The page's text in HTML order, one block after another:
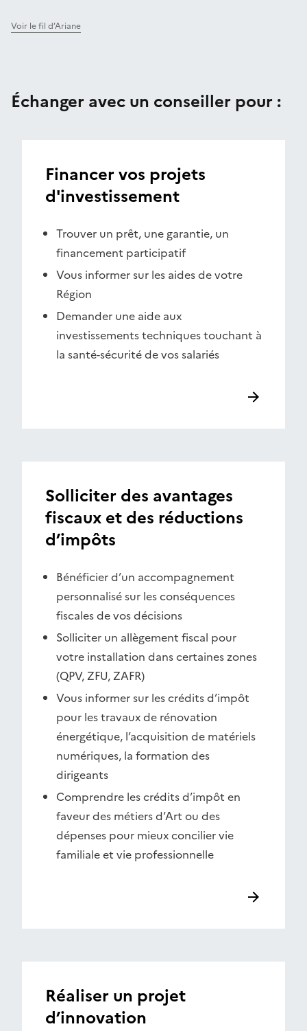
Voir le fil d’Ariane
Échanger avec un conseiller pour :
Financer vos projets
d'investissement
Trouver un prêt, une garantie, un
financement participatif
Vous informer sur les aides de votre
Région
Demander une aide aux
investissements techniques touchant à
la santé-sécurité de vos salariés
Solliciter des avantages
fiscaux et des réductions
d’impôts
Bénéficier d’un accompagnement
personnalisé sur les conséquences
fiscales de vos décisions
Solliciter un allègement fiscal pour
votre installation dans certaines zones
(QPV, ZFU, ZAFR)
Vous informer sur les crédits d’impôt
pour les travaux de rénovation
énergétique, l’acquisition de matériels
numériques, la formation des
dirigeants
Comprendre les crédits d’impôt en
faveur des métiers d’Art ou des
dépenses pour mieux concilier vie
familiale et vie professionnelle
Réaliser un projet
d’innovation